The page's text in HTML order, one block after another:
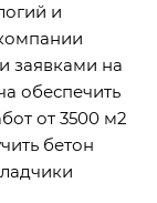
и
заявками на
обеспечить
от 3500 м2
бетон